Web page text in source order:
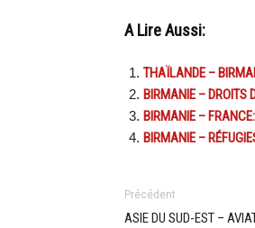
A Lire Aussi:
THAÏLANDE –
BIRMANIE –
BIRMANIE –
BIRMANIE –
Précédent
ASIE DU SUD-EST –